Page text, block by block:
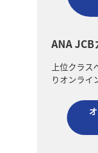
ANA JCB
上位クラス
りオンライ